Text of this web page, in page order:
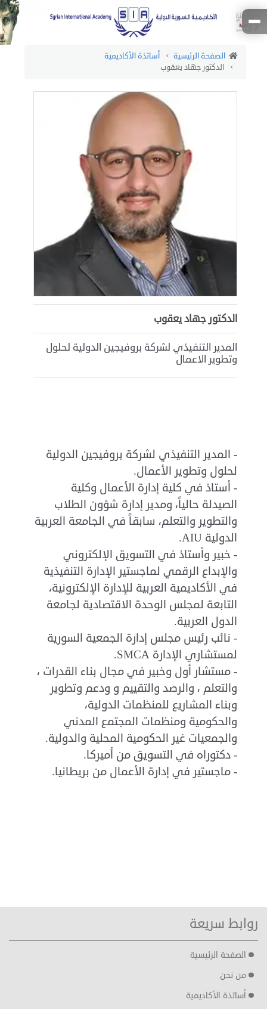
الصفحة الرئيسية
أساتذة الأكاديمية
الدكتور جهاد يعقوب
الدكتور جهاد يعقوب
المدير التنفيذي لشركة بروفيجين الدولية لحلول
وتطوير الاعمال
- المدير التنفيذي لشركة بروفيجين الدولية
لحلول وتطوير الأعمال.
- أستاذ في كلية إدارة الأعمال وكلية
الصيدلة حالياً، ومدير إدارة شؤون الطلاب
والتطوير والتعلم، سابقاً في الجامعة العربية
الدولية AIU.
- خبير وأستاذ في التسويق الإلكتروني
والإبداع الرقمي لماجستير الإدارة التنفيذية
في الأكاديمية العربية للإدارة الإلكترونية،
التابعة لمجلس الوحدة الاقتصادية لجامعة
الدول العربية.
- نائب رئيس مجلس إدارة الجمعية السورية
لمستشاري الإدارة SMCA.
-مستشار أول وخبير في مجال بناء القدرات ،
والتعلم ، والرصد والتقييم و ودعم وتطوير
وبناء المشاريع للمنظمات الدولية،
والحكومية ومنظمات المجتمع المدني
والجمعيات غير الحكومية المحلية والدولية.
-دكتوراه في التسويق من أميركا.
-ماجستير في إدارة الأعمال من بريطانيا.
روابط سريعة
الصفحة الرئيسية
من نحن
أساتذة الأكاديمية